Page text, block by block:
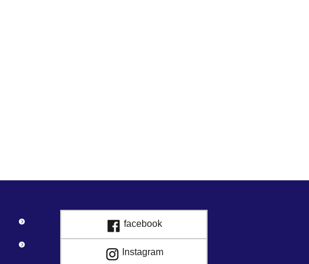
facebook
Instagram